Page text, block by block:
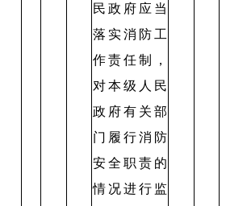
民政府应当
落实消防工
作责任制，
对本级人民
政府有关部
门履行消防
安全职责的
情况进行监